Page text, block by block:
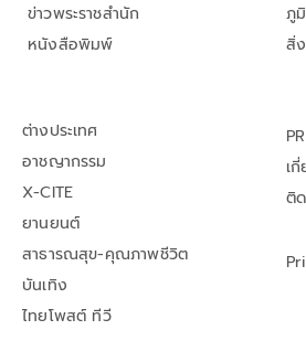
ข่าวพระราชสำนัก
หนังสือพิมพ์
ภู
สิ่
ต่างประเทศ
อาชญากรรม
X-CITE
ยานยนต์
สาธารณสุข-คุณภาพชีวิต
บันเทิง
ไทยโพสต์ ทีวี
เ
ติ